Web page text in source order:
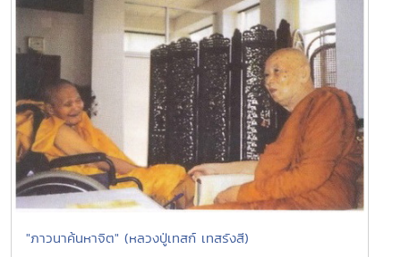
"ภาวนาค้นหาจิต" (หลวงปู่เทสก์ เทสรังสี)